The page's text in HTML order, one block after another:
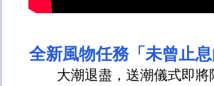
全新風物任務「未曾止
大潮退盡，送潮儀式即將